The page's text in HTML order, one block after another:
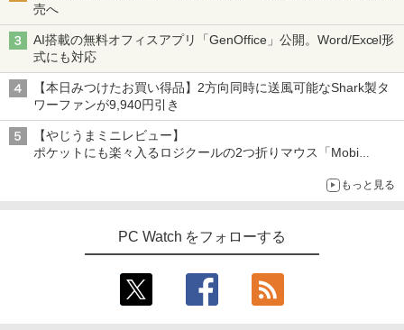
売へ
AI搭載の無料オフィスアプリ「GenOffice」公開。Word/Excel形
式にも対応
【本日みつけたお買い得品】2方向同時に送風可能なShark製タ
ワーファンが9,940円引き
【やじうまミニレビュー】
ポケットにも楽々入るロジクールの2つ折りマウス「Mobi
もっと見る
PC Watch をフォローする